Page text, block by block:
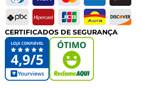
CERTIFICADOS DE SEGURANÇA